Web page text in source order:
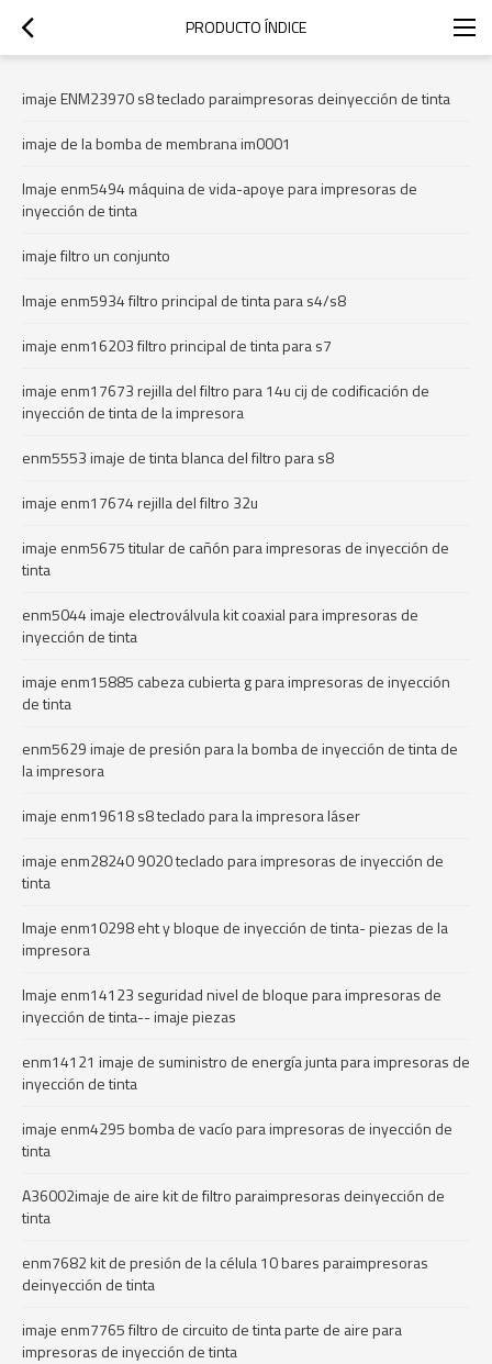
PRODUCTO ÍNDICE
imaje ENM23970 s8 teclado paraimpresoras deinyección de tinta
imaje de la bomba de membrana im0001
Imaje enm5494 máquina de vida-apoye para impresoras de
inyección de tinta
imaje filtro un conjunto
Imaje enm5934 filtro principal de tinta para s4/s8
imaje enm16203 filtro principal de tinta para s7
imaje enm17673 rejilla del filtro para 14u cij de codificación de
inyección de tinta de la impresora
enm5553 imaje de tinta blanca del filtro para s8
imaje enm17674 rejilla del filtro 32u
imaje enm5675 titular de cañón para impresoras de inyección de
tinta
enm5044 imaje electroválvula kit coaxial para impresoras de
inyección de tinta
imaje enm15885 cabeza cubierta g para impresoras de inyección
de tinta
enm5629 imaje de presión para la bomba de inyección de tinta de
la impresora
imaje enm19618 s8 teclado para la impresora láser
imaje enm28240 9020 teclado para impresoras de inyección de
tinta
Imaje enm10298 eht y bloque de inyección de tinta- piezas de la
impresora
Imaje enm14123 seguridad nivel de bloque para impresoras de
inyección de tinta-- imaje piezas
enm14121 imaje de suministro de energía junta para impresoras de
inyección de tinta
imaje enm4295 bomba de vacío para impresoras de inyección de
tinta
A36002imaje de aire kit de filtro paraimpresoras deinyección de
tinta
enm7682 kit de presión de la célula 10 bares paraimpresoras
deinyección de tinta
imaje enm7765 filtro de circuito de tinta parte de aire para
impresoras de inyección de tinta